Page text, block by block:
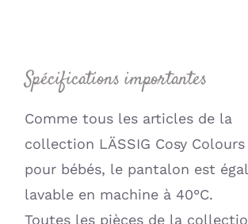
Spécifications importantes
Comme tous les articles de la
collection LÄSSIG Cosy Colours
pour bébés, le pantalon est
lavable en machine à 40°C.
Toutes les pièces de la